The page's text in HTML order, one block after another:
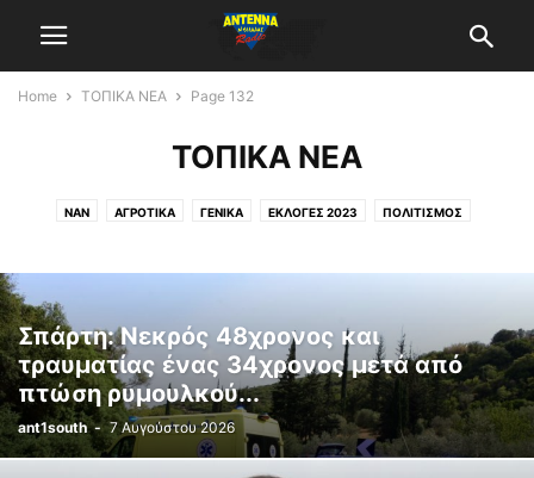
Home ΤΟΠΙΚΑ ΝΕΑ Page 132
ΤΟΠΙΚΑ ΝΕΑ
NAN ΑΓΡΟΤΙΚΑ ΓΕΝΙΚΑ ΕΚΛΟΓΕΣ 2023 ΠΟΛΙΤΙΣΜΟΣ
Σπάρτη: Νεκρός 48χρονος και
τραυματίας ένας 34χρονος μετά από
πτώση ρυμουλκού...
ant1south - 7 Αυγούστου 2026